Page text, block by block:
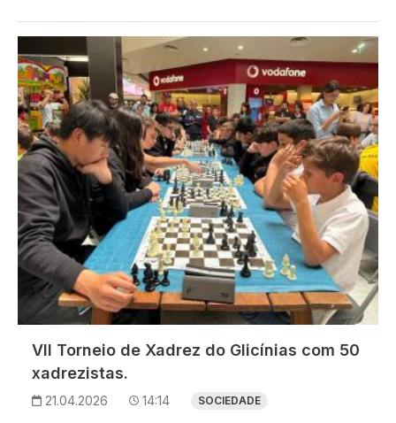
VII Torneio de Xadrez do Glicínias com 50
xadrezistas.
21.04.2026 14:14 SOCIEDADE